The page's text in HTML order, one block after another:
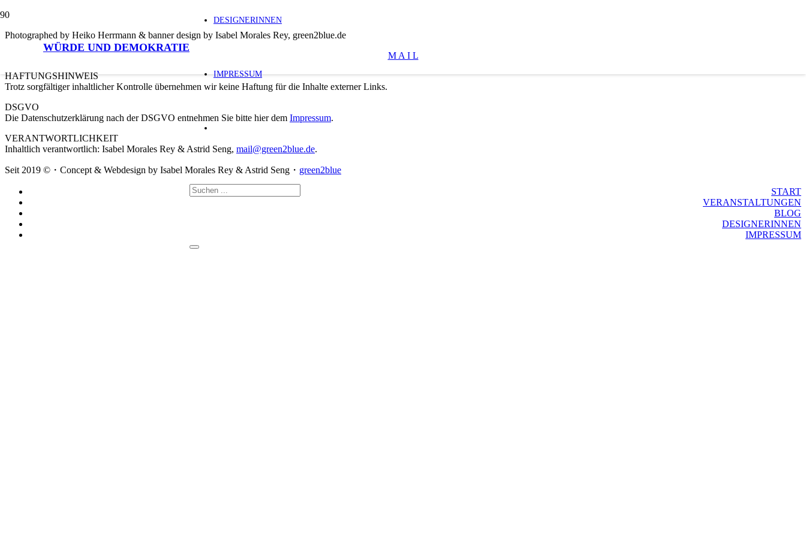
WÜRDE UND DEMOKRATIE
DESIGNERINNEN
IMPRESSUM
Photographed by Heiko Herrmann & banner design by Isabel Morales Rey, green2blue.de
M A I L
HAFTUNGSHINWEIS
Trotz sorgfältiger inhaltlicher Kontrolle übernehmen wir keine Haftung für die Inhalte externer Links.
DSGVO
Die Datenschutzerklärung nach der DSGVO entnehmen Sie bitte hier dem Impressum.
VERANTWORTLICHKEIT
Inhaltlich verantwortlich: Isabel Morales Rey & Astrid Seng, mail@green2blue.de.
Seit 2019 ©・Concept & Webdesign by Isabel Morales Rey & Astrid Seng・ green2blue
START
VERANSTALTUNGEN
BLOG
DESIGNERINNEN
IMPRESSUM